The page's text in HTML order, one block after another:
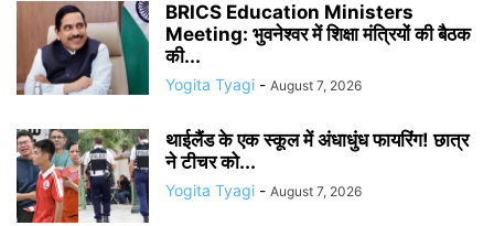
BRICS Education Ministers
Meeting: भुवनेश्वर में शिक्षा मंत्रियों की बैठक
की...
Yogita Tyagi - August 7, 2026
थाईलैंड के एक स्कूल में अंधाधुंध फायरिंग! छात्र
ने टीचर को...
Yogita Tyagi - August 7, 2026